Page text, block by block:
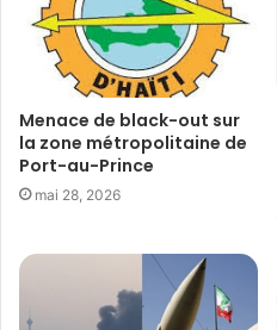
Menace de black-out sur
la zone métropolitaine de
Port-au-Prince
mai 28, 2026